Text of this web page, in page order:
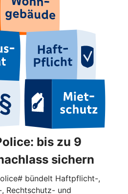
bis zu 9
sichern
bündelt Haftpflicht-,
Rechtschutz- und